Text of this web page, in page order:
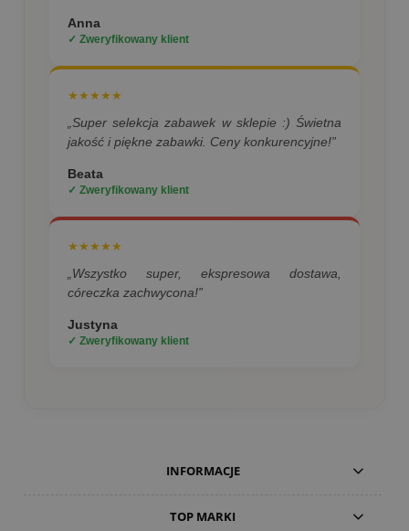
Anna
✓ Zweryfikowany klient
★★★★★
„Super selekcja zabawek w sklepie :) Świetna
jakość i piękne zabawki. Ceny konkurencyjne!”
Beata
✓ Zweryfikowany klient
★★★★★
„Wszystko super, ekspresowa dostawa,
córeczka zachwycona!”
Justyna
✓ Zweryfikowany klient
INFORMACJE
TOP MARKI